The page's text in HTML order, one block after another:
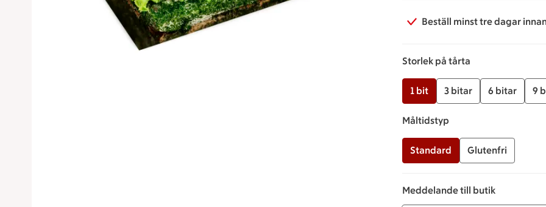
Beställ minst tre dagar
Storlek på tårta
1 bit 3 bitar 6 bitar 9
Måltidstyp
Standard Glutenfri
Meddelande till butik